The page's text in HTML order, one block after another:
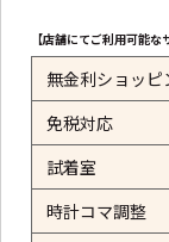
【店舗にてご利用可能な
無金利ショッピ
免税対応
試着室
時計コマ調整